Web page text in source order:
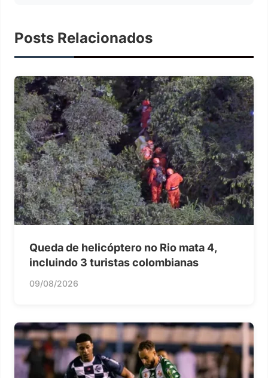
Posts Relacionados
Queda de helicóptero no Rio mata 4,
incluindo 3 turistas colombianas
09/08/2026